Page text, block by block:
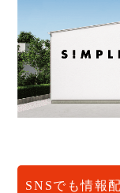
SNSでも情報